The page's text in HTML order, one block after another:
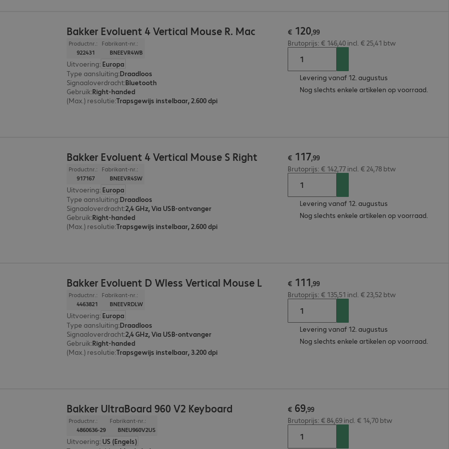
Bakker Evoluent 4 Vertical Mouse R. Mac
Productnr.:
922431
Fabrikant-nr.:
BNEEVR4WB
Uitvoering: Europa
Type aansluiting:Draadloos
Signaaloverdracht:Bluetooth
Gebruik:Right-handed
(Max.) resolutie:Trapsgewijs instelbaar, 2.600 dpi
€ 120,99
Brutoprijs: € 146,40 incl. € 25,41 btw
Levering vanaf 12. augustus
Nog slechts enkele artikelen op voorraad.
Bakker Evoluent 4 Vertical Mouse S Right
Productnr.:
917167
Fabrikant-nr.:
BNEEVR4SW
Uitvoering: Europa
Type aansluiting:Draadloos
Signaaloverdracht:2,4 GHz, Via USB-ontvanger
Gebruik:Right-handed
(Max.) resolutie:Trapsgewijs instelbaar, 2.600 dpi
€ 117,99
Brutoprijs: € 142,77 incl. € 24,78 btw
Levering vanaf 12. augustus
Nog slechts enkele artikelen op voorraad.
Bakker Evoluent D Wless Vertical Mouse L
Productnr.:
4463821
Fabrikant-nr.:
BNEEVRDLW
Uitvoering: Europa
Type aansluiting:Draadloos
Signaaloverdracht:2,4 GHz, Via USB-ontvanger
Gebruik:Right-handed
(Max.) resolutie:Trapsgewijs instelbaar, 3.200 dpi
€ 111,99
Brutoprijs: € 135,51 incl. € 23,52 btw
Levering vanaf 12. augustus
Nog slechts enkele artikelen op voorraad.
Bakker UltraBoard 960 V2 Keyboard
Productnr.:
4860636-29
Fabrikant-nr.:
BNEU960V2US
Uitvoering: US (Engels)
€ 69,99
Brutoprijs: € 84,69 incl. € 14,70 btw